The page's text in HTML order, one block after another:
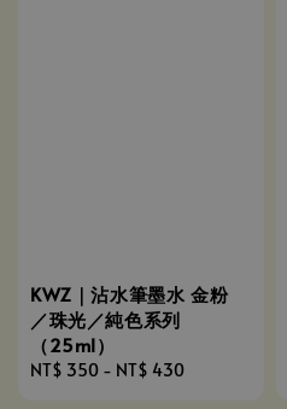
KWZ｜沾水筆墨水 金粉
／珠光／純色系列
（25ml）
Regular
NT$ 350 - NT$ 430